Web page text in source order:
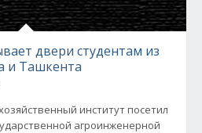
двери студентам из
и Ташкента
институт посетил
агроинженерной